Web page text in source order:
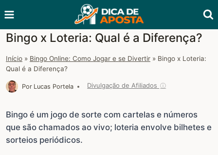
para
o
Conteúdo
Bingo x Loteria: Qual é a Diferença?
Início » Bingo Online: Como Jogar e se Divertir » Bingo x Loteria:
Qual é a Diferença?
Por Lucas Portela Divulgação de Afiliados ⓘ
Bingo é um jogo de sorte com cartelas e números
que são chamados ao vivo; loteria envolve bilhetes e
sorteios periódicos.